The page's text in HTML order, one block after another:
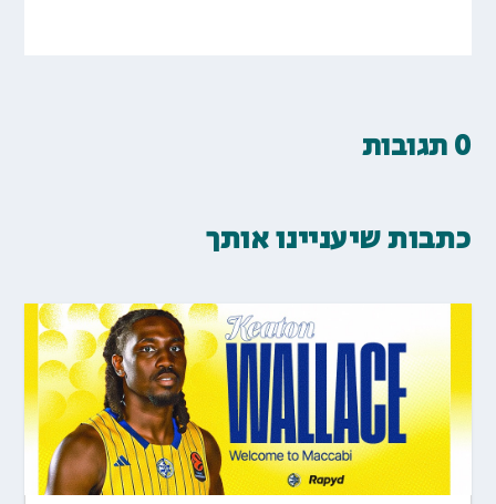
0 תגובות
כתבות שיעניינו אותך